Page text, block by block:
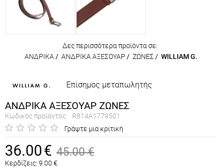
Δες περισσότερα προϊόντα σε:
ΑΝΔΡΙΚΑ / ΑΝΔΡΙΚΑ ΑΞΕΣΟΥΑΡ / ΖΩΝΕΣ / WILLIAM G.
Επίσημος μεταπωλητής
ΑΝΔΡΙΚΑ ΑΞΕΣΟΥΑΡ ΖΩΝΕΣ
Κωδικός προϊόντος:
R814A1779501
Γράψτε μια κριτική
36.00€ 45.00 €
Κερδίζεις: 9.00 €